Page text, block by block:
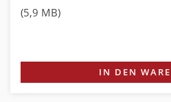
(5,9 MB)
IN DEN